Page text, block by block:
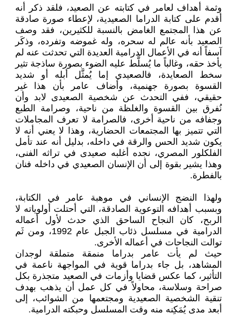
وثمة أهداف لعامر في كتابته عن الصعيد، فلقد ذكر أنه
أقدم على كتابة الدراما الصعيدية، لإعطاء صورة صادقة
عن هذا المجتمع الغامض بالنسبة للكثيرين، فقد وصف
الصعيد بأنه عالم له سحره، وله غموضه وتفرده، وذكَر
آسفاً أنه في الأعمال الدرامية العديدة التي تحدثت عنه لم
يأخذ حقه، وغالباً ما يُسلَّط عليه الضوء بصورة ساذجة تثير
سخط الصعايدة، فالصعيدي إما يُمثَّل أبله أو شديد
القسوة بصورة جهنمية، وأضاف عامر بأن هذا غير
حقيقي، ففي التحدث عن شخصية الصعيدى لابد وأن
نُفرق بين القسوة والغلظة من ناحية، وصرامة الطبع
وجفافه من ناحية أخرى، فالصرامة لا تعرف المجاملات
التي تتميز بها المجتمعات الحضارية، وهذا لا يعني أنه لا
يكون شديد الحس والرقة في داخله، بدليل أنه عند تأمل
الفلكلور المصري، نجده أغلبه صعيدى في تراثه الفنى،
وهذا يشير بقوة إلى أن الإنسان الصعيدي في داخله فنان
بالفطرة.
ولهذا النضج الإنساني في موهبة عامر في الكتابة،
وبسبب أهدافه التوعوية الصادقة، التي أحتلت أولوياته لا
الربح، كان النجاح الساحق الذي حدث لأول أعماله
الدرامية في مسلسل ذئاب الجبل عام 1992، ومن ثَم
توالت النجاحات في أعماله الأخرى.
حيث لم يأت عامر بدراما منمقة متملقة لوجدان
المشاهد، بل جاء بدراما قوية في المواجهة ناعمة في
التأثير، كما عكس قضايا وأزمات في الصعيد متجذرة بكل
صراحة وسلاسة، محاولاً في كل عمل أن يذهب بهدف
تنقية الشخصية الصعيدية ومجتعمها من الشوائب، إلى
أبعد مدى يُمَكِنه منه وقت المسلسل وحبكته الدرامية.